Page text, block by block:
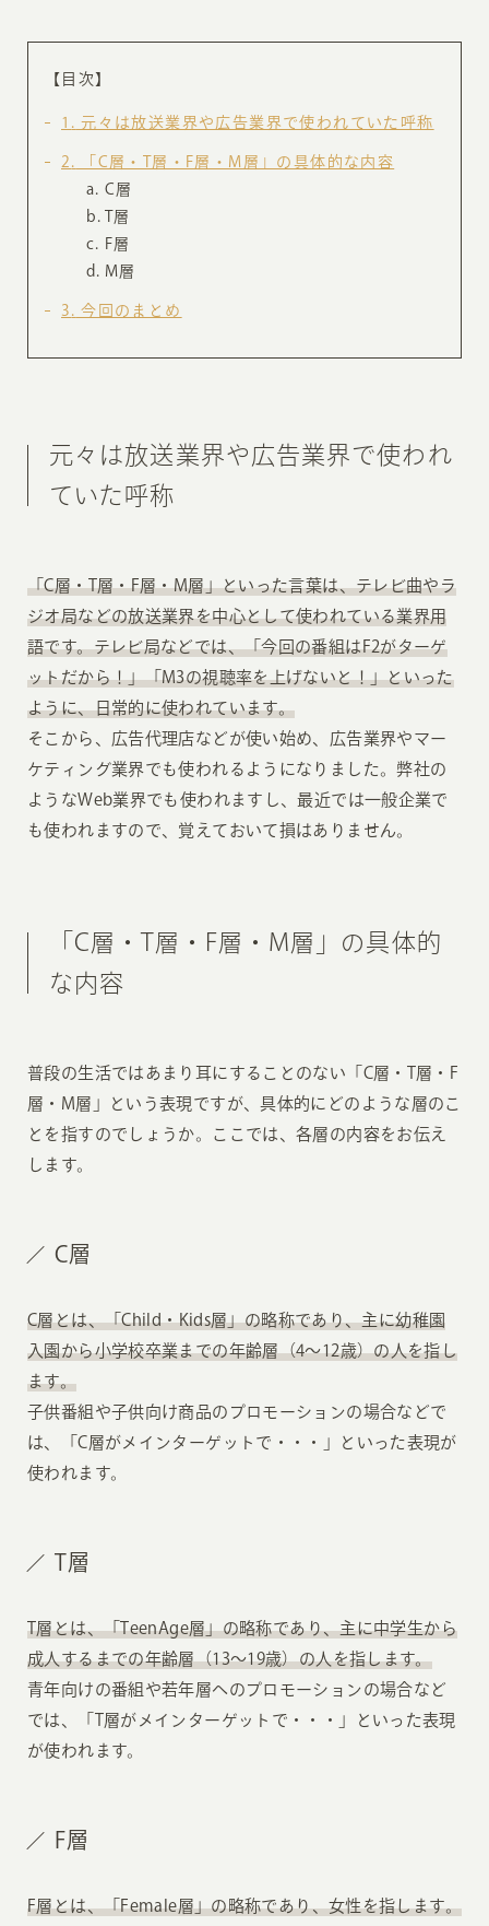
【目次】
1 元々は放送業界や広告業界で使われていた呼称
2
「C層・T層・F層・M層」の具体的な内容
C層
T層
F層
M層
3 今回のまとめ
元々は放送業界や広告業界で使われ
ていた呼称
「C層・T層・F層・M層」といった言葉は、テレビ曲やラ
ジオ局などの放送業界を中心として使われている業界用
語です。テレビ局などでは、「今回の番組はF2がターゲ
ットだから！」「M3の視聴率を上げないと！」といった
ように、日常的に使われています。
そこから、広告代理店などが使い始め、広告業界やマー
ケティング業界でも使われるようになりました。弊社の
ようなWeb業界でも使われますし、最近では一般企業で
も使われますので、覚えておいて損はありません。
「C層・T層・F層・M層」の具体的
な内容
普段の生活ではあまり耳にすることのない「C層・T層・F
層・M層」という表現ですが、具体的にどのような層のこ
とを指すのでしょうか。ここでは、各層の内容をお伝え
します。
C層
C層とは、「Child・Kids層」の略称であり、主に幼稚園
入園から小学校卒業までの年齢層（4〜12歳）の人を指し
ます。
子供番組や子供向け商品のプロモーションの場合などで
は、「C層がメインターゲットで・・・」といった表現が
使われます。
T層
T層とは、「TeenAge層」の略称であり、主に中学生から
成人するまでの年齢層（13〜19歳）の人を指します。
青年向けの番組や若年層へのプロモーションの場合など
では、「T層がメインターゲットで・・・」といった表現
が使われます。
F層
F層とは、「Female層」の略称であり、女性を指します。